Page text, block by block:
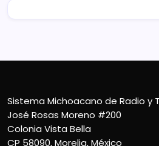
Sistema Michoacano de Radio y
José Rosas Moreno #200
Colonia Vista Bella
CP 58090, Morelia, México